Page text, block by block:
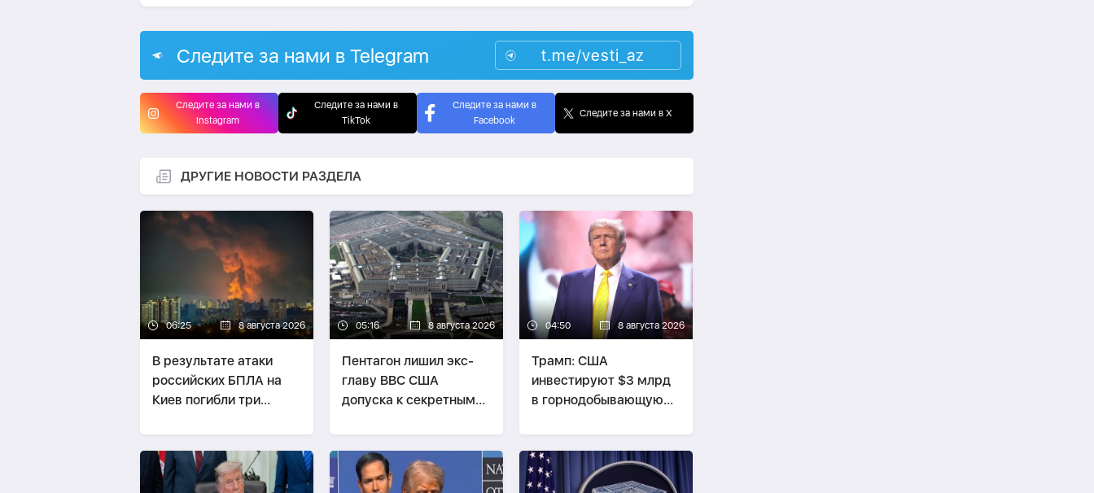
Следите за нами в Telegram t.me/vesti_az
Следите за нами в
Instagram
Следите за нами в
TikTok
Следите за нами в
Facebook
Следите за нами в X
ДРУГИЕ НОВОСТИ РАЗДЕЛА
06:25 8 августа 2026
В результате атаки
российских БПЛА на
Киев погибли три
пострадали
05:16 8 августа 2026
Пентагон лишил экс-
главу ВВС США
допуска к секретным
04:50 8 августа 2026
Трамп: США
инвестируют $3 млрд
в горнодобывающую